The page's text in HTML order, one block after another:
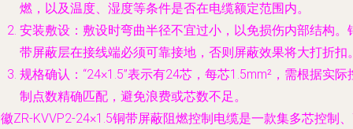
燃，以及温度、湿度等条件是否在电缆额定范围内。
安装敷设 ：敷设时弯曲半径不宜过小，以免损伤内部结构。
带屏蔽层在接线端必须可靠接地，否则屏蔽效果将大打折扣
规格确认 ：“24×1.5”表示有24芯，每芯1.5mm²，需根据实际
制点数精确匹配，避免浪费或芯数不足。
ZR-KVVP2-24×1.5铜带屏蔽阻燃控制电缆是一款集多芯控制